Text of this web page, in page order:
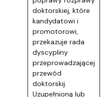
doktorskiej, które
kandydatowi i
promotorowi,
przekazuje rada
dyscypliny
przeprowadzającej
przewód
doktorskij.
Uzupełnioną lub